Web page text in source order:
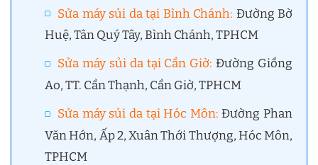
Sửa máy sủi da tại Bình Chánh: Đường Bờ
Huệ, Tân Quý Tây, Bình Chánh, TPHCM
Sửa máy sủi da tại Cần Giờ: Đường Giồng
Ao, TT. Cần Thạnh, Cần Giờ, TPHCM
Sửa máy sủi da tại Hóc Môn: Đường Phan
Văn Hớn, Ấp 2, Xuân Thới Thượng, Hóc Môn,
TPHCM